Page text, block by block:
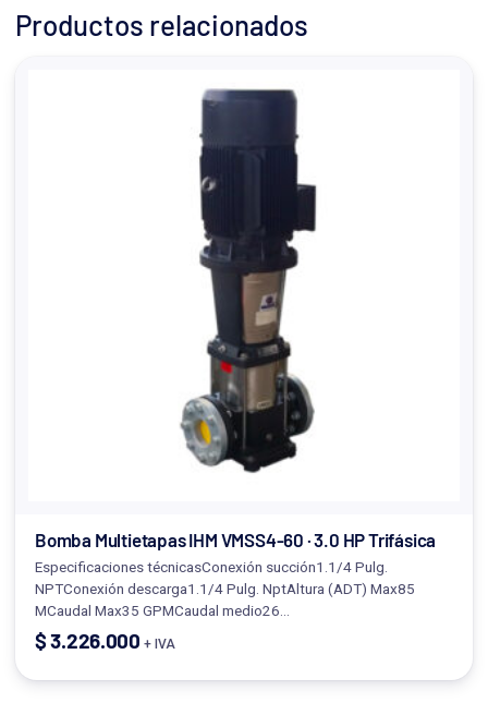
Productos relacionados
Bomba Multietapas IHM VMSS4-60 · 3.0 HP Trifásica
Especificaciones técnicasConexión succión1.1/4 Pulg.
NPTConexión descarga1.1/4 Pulg. NptAltura (ADT) Max85
MCaudal Max35 GPMCaudal medio26…
$3.226.000 + IVA